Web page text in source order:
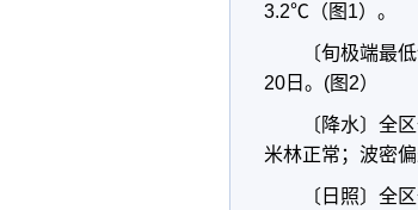
3.2℃（图1）。
〔旬极端最
20日。(图2）
〔降水〕全
米林正常；波密
〔日照〕全